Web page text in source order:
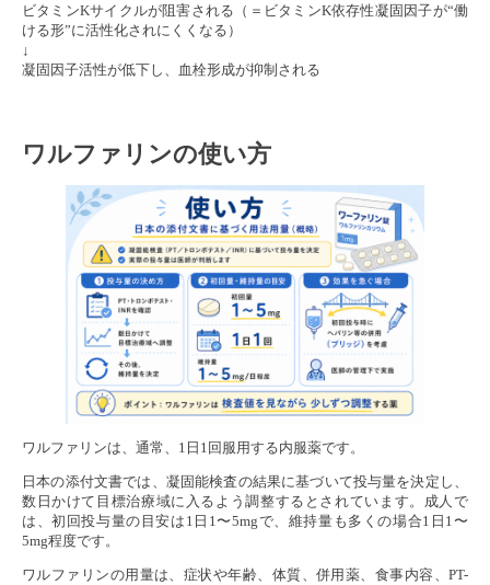
ビタミンKサイクルが阻害される（＝ビタミンK依存性凝固因子が“働
ける形”に活性化されにくくなる）
↓
凝固因子活性が低下し、血栓形成が抑制される
ワルファリンの使い方
ワルファリンは、通常、1日1回服用する内服薬です。
日本の添付文書では、凝固能検査の結果に基づいて投与量を決定し、
数日かけて目標治療域に入るよう調整するとされています。成人で
は、初回投与量の目安は1日1〜5mgで、維持量も多くの場合1日1〜
5mg程度です。
ワルファリンの用量は、症状や年齢、体質、併用薬、食事内容、PT-